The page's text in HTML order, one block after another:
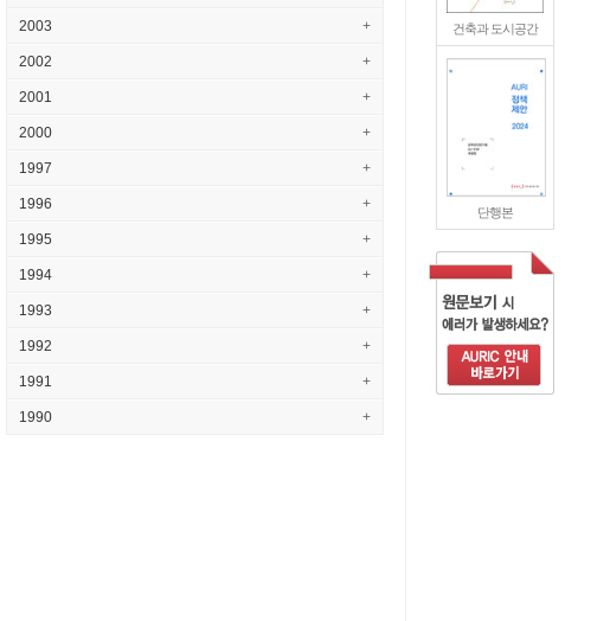
건축과 도시공간
단행본
2003 +
2002 +
2001 +
2000 +
1997 +
1996 +
1995 +
1994 +
1993 +
1992 +
1991 +
1990 +